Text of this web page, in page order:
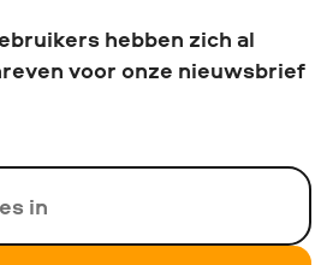
hebben zich al
voor onze nieuwsbrief